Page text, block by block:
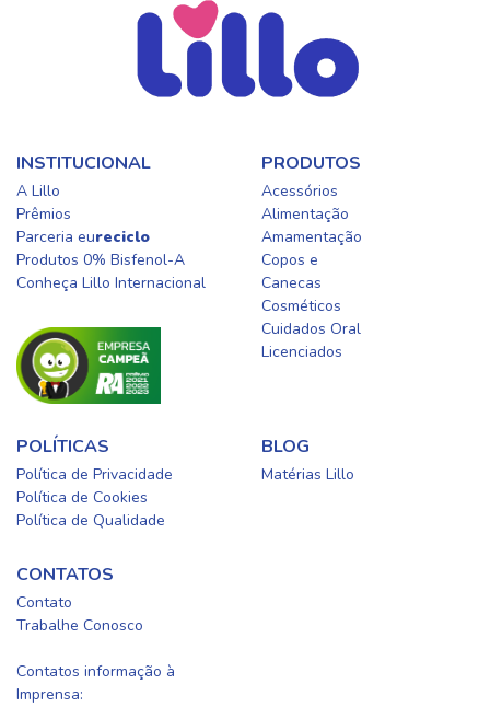
INSTITUCIONAL
A Lillo
Prêmios
Parceria eureciclo
Produtos 0% Bisfenol-A
Conheça Lillo Internacional
PRODUTOS
Acessórios
Alimentação
Amamentação
Copos e
Canecas
Cosméticos
Cuidados Oral​
Licenciados​
POLÍTICAS
Política de Privacidade
Política de Cookies
Política de Qualidade
BLOG
Matérias Lillo
CONTATOS
Contato
Trabalhe Conosco
Contatos informação à
Imprensa: